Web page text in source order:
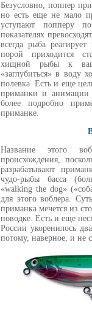
Безусловно, поппер
но есть еще не мало
уступают попперу
показателях
всегда рыба
порой приходится
хищной рыбы к
«заглубиться» в воду
полевка. Есть и еще
приманки и анимации
более подробно
приманке.
Название этого
происхождения,
разрабатывают
чудо-рыбы басса
«walking the dog»
для этого воблера.
приманка мечется из
поводке. Есть и еще
России укоренилось
потому, наверное, и не